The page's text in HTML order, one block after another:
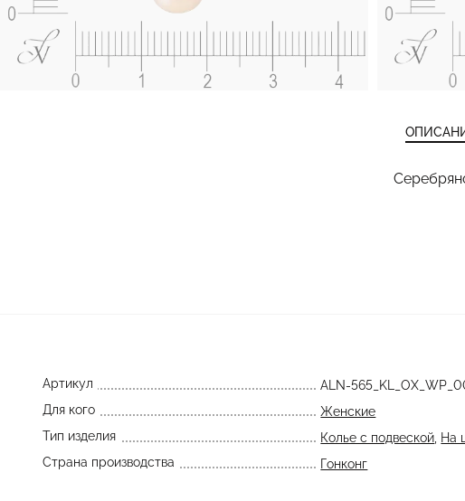
Артикул
ALN-
Для кого
Женские
Тип изделия
Колье с подвеской На
Страна производства
Гонконг